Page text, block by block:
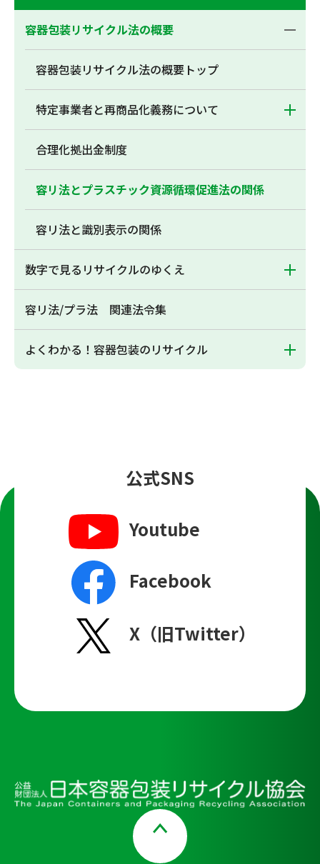
容器包装リサイクル法の概要
容器包装リサイクル法の概要トップ
特定事業者と再商品化義務について
合理化拠出金制度
容リ法とプラスチック資源循環促進法の関係
容リ法と識別表示の関係
数字で見るリサイクルのゆくえ
容リ法/プラ法 関連法令集
よくわかる！容器包装のリサイクル
公式SNS
Youtube
Facebook
X（旧Twitter）